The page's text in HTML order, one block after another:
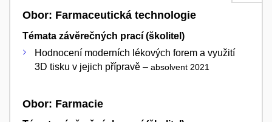
Obor: Farmaceutická technologie
Témata závěrečných prací (školitel)
Hodnocení moderních lékových forem a využití
3D tisku v jejich přípravě – absolvent 2021
Obor: Farmacie